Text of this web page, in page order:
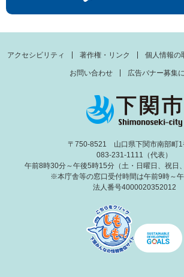
アクセシビリティ 著作権・リンク 個人情報の
お問い合わせ 広告バナー募集
〒750-8521 山口県下関市南部町1
083-231-1111（代表）
午前8時30分～午後5時15分（土・日曜日、祝日
※本庁舎等の窓口受付時間は午前9時～
法人番号4000020352012